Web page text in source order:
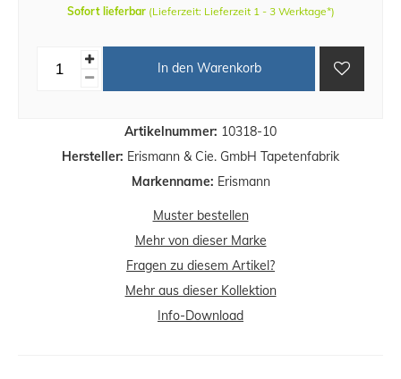
Artikelnummer: 10318-10
Hersteller: Erismann & Cie. GmbH Tapetenfabrik
Markenname: Erismann
Sofort lieferbar (Lieferzeit: Lieferzeit 1 - 3 Werktage*)
In den Warenkorb
Muster bestellen
Mehr von dieser Marke
Fragen zu diesem Artikel?
Mehr aus dieser Kollektion
Info-Download